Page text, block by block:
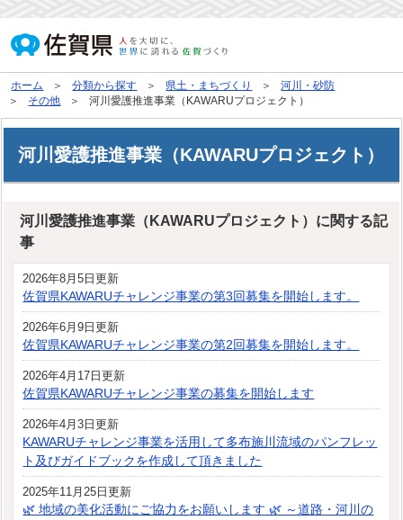
ホーム 分類から探す 県土・まちづくり
河川・砂防
その他
河川愛護推進事業（KAWARUプロジェクト）
河川愛護推進事業（KAWARUプロジェクト）
河川愛護推進事業（KAWARUプロジェクト）に関する記
事
2026年8月5日更新
佐賀県KAWARUチャレンジ事業の第3回募集を開始します。
2026年6月9日更新
佐賀県KAWARUチャレンジ事業の第2回募集を開始します。
2026年4月17日更新
佐賀県KAWARUチャレンジ事業の募集を開始します
2026年4月3日更新
KAWARUチャレンジ事業を活用して多布施川流域のパンフレッ
ト及びガイドブックを作成して頂きました
2025年11月25日更新
🌿 地域の美化活動にご協力をお願いします 🌿 ～道路・河川の